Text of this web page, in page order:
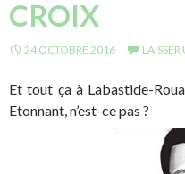
CROIX
24 OCTOBRE 2016
Et tout ça à Labastide-
Etonnant, n’est-ce pas ?